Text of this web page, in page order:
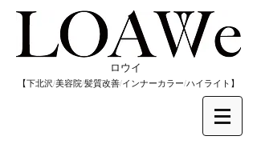
​ロウイ
​【下北沢/美容院/髪質改善/インナーカラー/​ハイライト】